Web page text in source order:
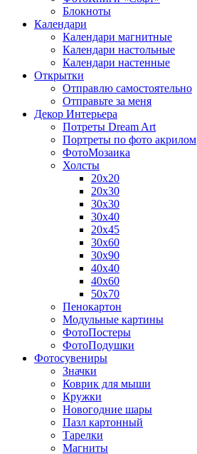
Блокноты
Календари
Календари магнитные
Календари настольные
Календари настенные
Открытки
Отправлю самостоятельно
Отправьте за меня
Декор Интерьера
Потреты Dream Art
Портреты по фото акрилом
ФотоМозаика
Холсты
20х20
20х30
30х30
30х40
20х45
30х60
30х90
40х40
40х60
50х70
Пенокартон
Модульные картины
ФотоПостеры
ФотоПодушки
Фотоcувениры
Значки
Коврик для мыши
Кружки
Новогодние шары
Пазл картонный
Тарелки
Магниты